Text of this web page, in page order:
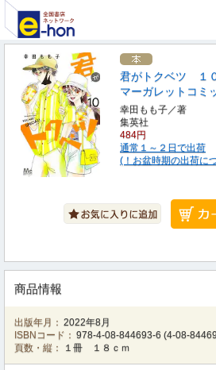
君がトクベツ １
マーガレットコミ
幸田もも子／著
集英社
484円
通常１～２日で出荷
(！お盆時期の出荷に
商品情報
出版年月： 2022年8月
ISBNコード： 978-4-08-844693-6 (4-08-
頁数・縦：
１冊 １８ｃｍ